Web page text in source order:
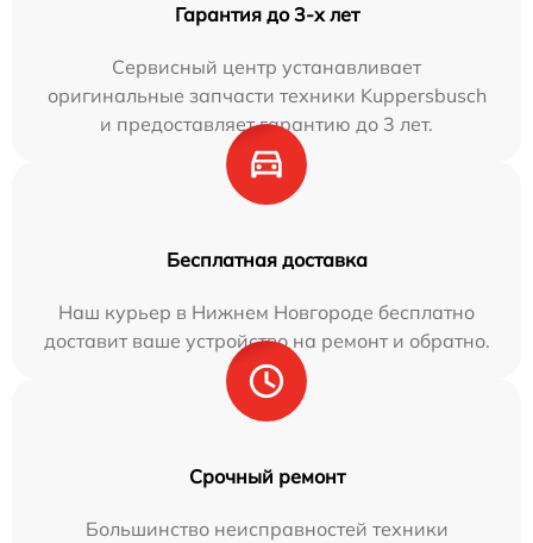
Гарантия до 3-х лет
Сервисный центр устанавливает
оригинальные запчасти техники Kuppersbusch
и предоставляет гарантию до 3 лет.
Бесплатная доставка
Наш курьер в Нижнем Новгороде бесплатно
доставит ваше устройство на ремонт и обратно.
Срочный ремонт
Большинство неисправностей техники